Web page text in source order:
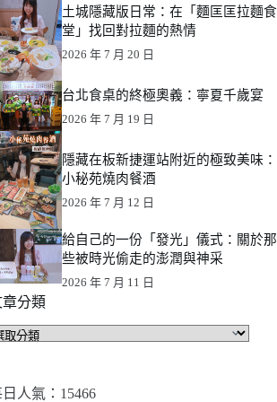
土城隱藏版日常：在「麵匡匡拉麵食
堂」找回對拉麵的熱情
2026 年 7 月 20 日
台北食桌的終極奧義：寧夏千歲宴
2026 年 7 月 19 日
隱藏在板新捷運站附近的極致美味：
小秘苑燒肉餐酒
2026 年 7 月 12 日
給自己的一份「發光」儀式：關於那
些被時光偷走的澎潤與神采
2026 年 7 月 11 日
分類
人氣：15466